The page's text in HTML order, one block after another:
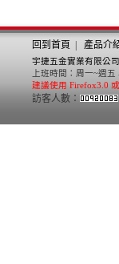
回到 首頁 產品介
宇捷五金實業有限公
上班時間：周一~週
建議使用 Firefox3.0
訪客人數：